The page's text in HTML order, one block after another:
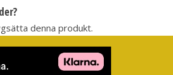
stål
åt den av misstag
denna produkt.